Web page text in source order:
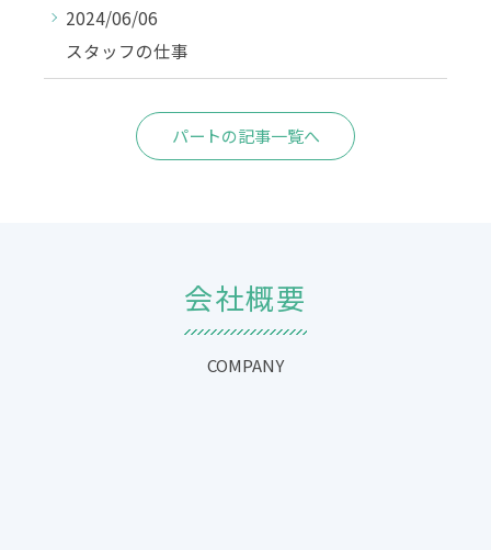
2024/06/06
スタッフの仕事
パートの記事一覧へ
会社概要
COMPANY